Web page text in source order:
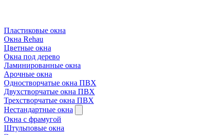
Пластиковые окна
Окна Rehau
Цветные окна
Окна под дерево
Ламинированные окна
Арочные окна
Одностворчатые окна ПВХ
Двухстворчатые окна ПВХ
Трехстворчатые окна ПВХ
Нестандартные окна
Окна с фрамугой
Штульповые окна